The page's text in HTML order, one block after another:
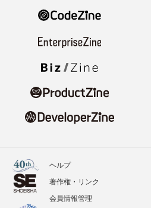
ヘルプ
著作権・リンク
会員情報管理